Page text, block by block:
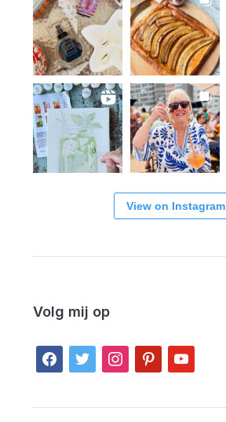
View on Instagram
Volg mij op
facebook
twitter instagrampinterestyoutube